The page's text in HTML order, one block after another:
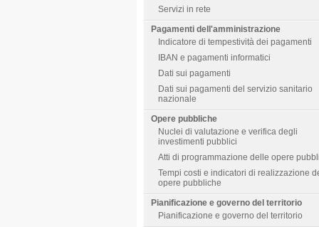
Servizi in rete
Pagamenti dell'amministrazione
Indicatore di tempestività dei pagamenti
IBAN e pagamenti informatici
Dati sui pagamenti
Dati sui pagamenti del servizio sanitario
nazionale
Opere pubbliche
Nuclei di valutazione e verifica degli
investimenti pubblici
Atti di programmazione delle opere
Tempi costi e indicatori di realizzazione
opere pubbliche
Pianificazione e governo del territorio
Pianificazione e governo del territorio